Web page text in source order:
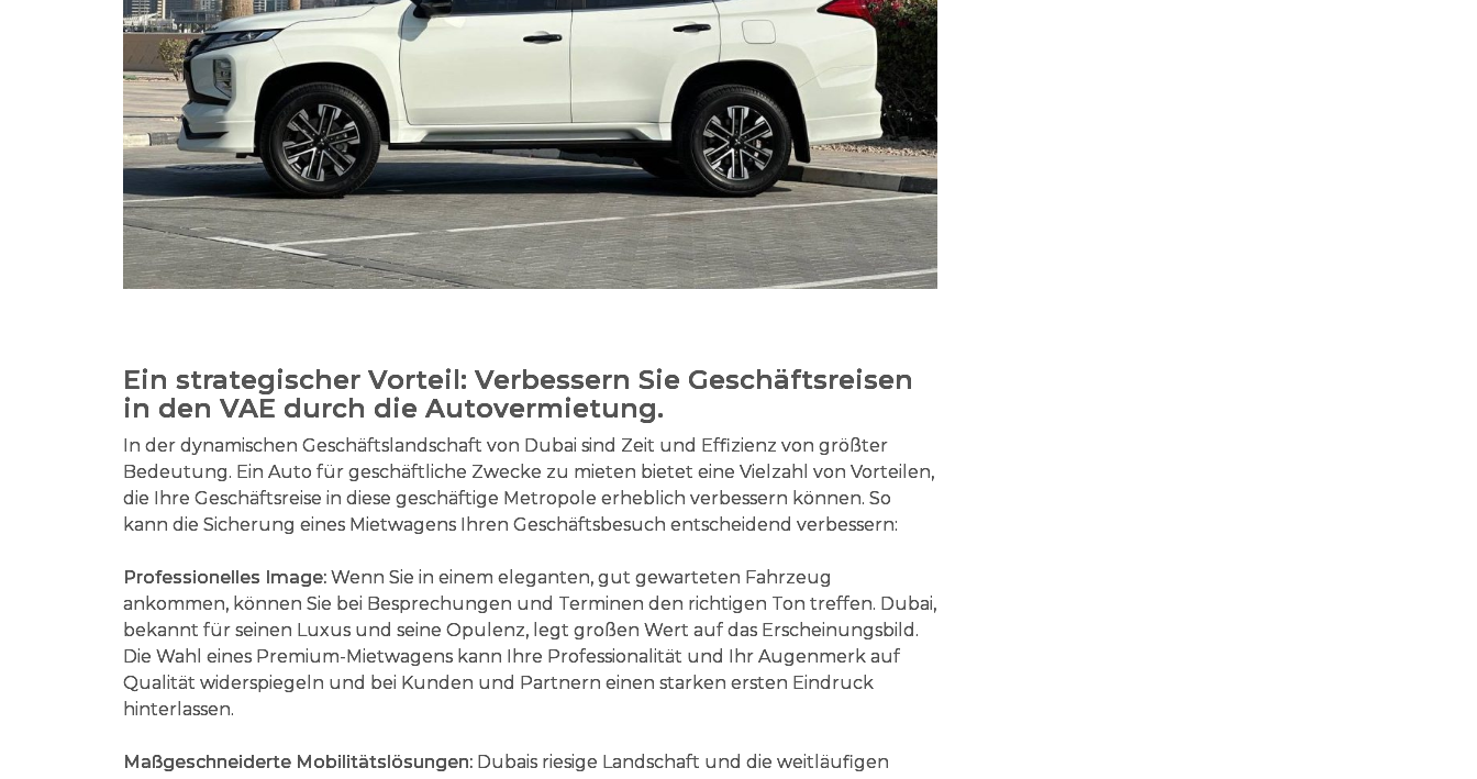
Ein strategischer Vorteil: Verbessern Sie Geschäftsreisen
in den VAE durch die Autovermietung.
In der dynamischen Geschäftslandschaft von Dubai sind Zeit und Effizienz von größter
Bedeutung. Ein Auto für geschäftliche Zwecke zu mieten bietet eine Vielzahl von Vorteilen,
die Ihre Geschäftsreise in diese geschäftige Metropole erheblich verbessern können. So
kann die Sicherung eines Mietwagens Ihren Geschäftsbesuch entscheidend verbessern:
Professionelles Image: Wenn Sie in einem eleganten, gut gewarteten Fahrzeug
ankommen, können Sie bei Besprechungen und Terminen den richtigen Ton treffen. Dubai,
bekannt für seinen Luxus und seine Opulenz, legt großen Wert auf das Erscheinungsbild.
Die Wahl eines Premium-Mietwagens kann Ihre Professionalität und Ihr Augenmerk auf
Qualität widerspiegeln und bei Kunden und Partnern einen starken ersten Eindruck
hinterlassen.
Maßgeschneiderte Mobilitätslösungen: Dubais riesige Landschaft und die weitläufigen